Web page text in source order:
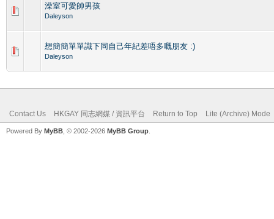
澡室可愛帥男孩
Daleyson
想簡簡單單識下同自己年紀差唔多嘅朋友 :)
Daleyson
Contact Us HKGAY 同志網媒 / 資訊平台 Return to Top Lite (Archive) Mode
Powered By MyBB , © 2002-2026 MyBB Group